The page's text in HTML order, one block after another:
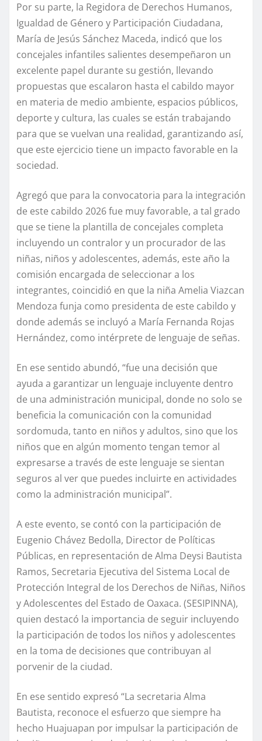
Por su parte, la Regidora de Derechos Humanos,
Igualdad de Género y Participación Ciudadana,
María de Jesús Sánchez Maceda, indicó que los
concejales infantiles salientes desempeñaron un
excelente papel durante su gestión, llevando
propuestas que escalaron hasta el cabildo mayor
en materia de medio ambiente, espacios públicos,
deporte y cultura, las cuales se están trabajando
para que se vuelvan una realidad, garantizando así,
que este ejercicio tiene un impacto favorable en la
sociedad.
Agregó que para la convocatoria para la integración
de este cabildo 2026 fue muy favorable, a tal grado
que se tiene la plantilla de concejales completa
incluyendo un contralor y un procurador de las
niñas, niños y adolescentes, además, este año la
comisión encargada de seleccionar a los
integrantes, coincidió en que la niña Amelia Viazcan
Mendoza funja como presidenta de este cabildo y
donde además se incluyó a María Fernanda Rojas
Hernández, como intérprete de lenguaje de señas.
En ese sentido abundó, “fue una decisión que
ayuda a garantizar un lenguaje incluyente dentro
de una administración municipal, donde no solo se
beneficia la comunicación con la comunidad
sordomuda, tanto en niños y adultos, sino que los
niños que en algún momento tengan temor al
expresarse a través de este lenguaje se sientan
seguros al ver que puedes incluirte en actividades
como la administración municipal”.
A este evento, se contó con la participación de
Eugenio Chávez Bedolla, Director de Políticas
Públicas, en representación de Alma Deysi Bautista
Ramos, Secretaria Ejecutiva del Sistema Local de
Protección Integral de los Derechos de Niñas, Niños
y Adolescentes del Estado de Oaxaca. (SESIPINNA),
quien destacó la importancia de seguir incluyendo
la participación de todos los niños y adolescentes
en la toma de decisiones que contribuyan al
porvenir de la ciudad.
En ese sentido expresó “La secretaria Alma
Bautista, reconoce el esfuerzo que siempre ha
hecho Huajuapan por impulsar la participación de